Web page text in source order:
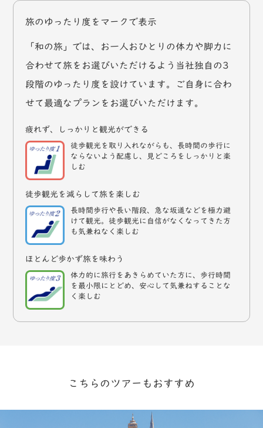
旅のゆったり度をマークで表示
「和の旅」では、お一人おひとりの体力や脚力に
合わせて旅をお選びいただけるよう当社独自の3
段階のゆったり度を設けています。ご自身に合わ
せて最適なプランをお選びいただけます。
疲れず、しっかりと観光ができる
徒歩観光を取り入れながらも、長時間の歩行に
ならないよう配慮し、見どころをしっかりと楽
しむ
徒歩観光を減らして旅を楽しむ
長時間歩行や長い階段、急な坂道などを極力避
けて観光。徒歩観光に自信がなくなってきた方
も気兼ねなく楽しむ
ほとんど歩かず旅を味わう
体力的に旅行をあきらめていた方に、歩行時間
を最小限にとどめ、安心して気兼ねすることな
く楽しむ
こちらのツアーもおすすめ